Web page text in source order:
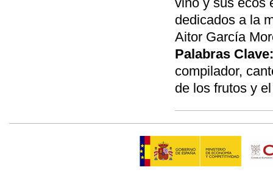
dedicados a la
Aitor García
Palabras Clave:
compilador,
de los frutos y